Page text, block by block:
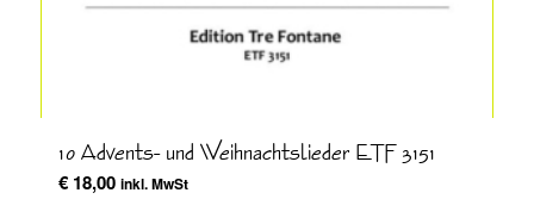
10 Advents- und Weihnachtslieder ETF 3151
€18,00 inkl. MwSt